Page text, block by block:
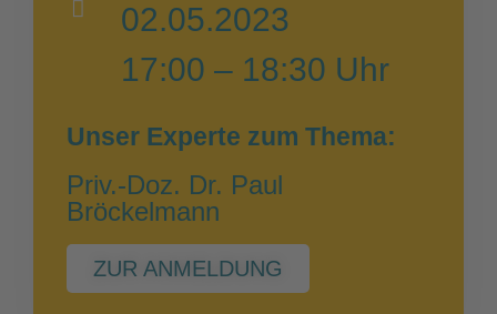
02.05.2023
17:00 – 18:30 Uhr
Unser Experte zum Thema:
Priv.-Doz. Dr. Paul
Bröckelmann
ZUR ANMELDUNG